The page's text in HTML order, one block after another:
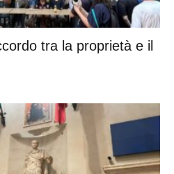
tra la proprietà e il